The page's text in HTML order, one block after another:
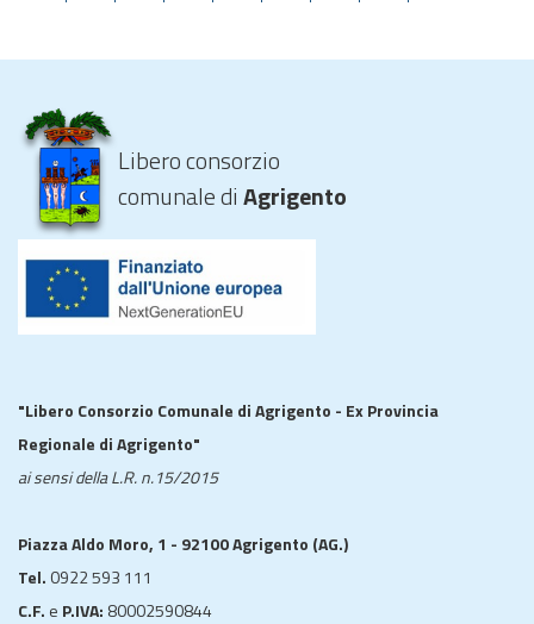
Libero consorzio
comunale diAgrigento
"Libero Consorzio Comunale di Agrigento - Ex Provincia
Regionale di Agrigento"
ai sensi della L.R. n.15/2015
Piazza Aldo Moro, 1 - 92100 Agrigento (AG.)
Tel. 0922 593 111
C.F. e P.IVA: 80002590844